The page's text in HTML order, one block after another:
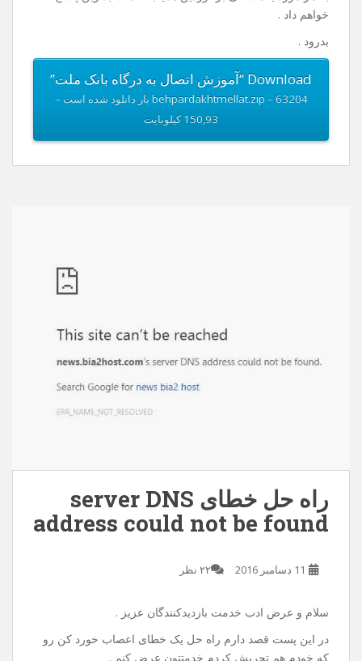
امیدوارم بدرد بخور باشه و کارتونو راه بندازه .
تا پست بعدی مراقب خودتون باشین .
به هر مورد یا مشکلی برخوردین همینجا کامنت بذارین پاسخ
خواهم داد .
بدرود .
راه حل خطای server DNS
address could not be found